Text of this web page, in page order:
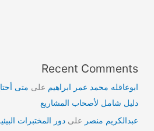
Recent Comments
ابوعاقله محمد عمر ابراهيم على متى
دليل شامل لأصحاب المشاريع
عبدالكريم منصر علىدور المختبرات